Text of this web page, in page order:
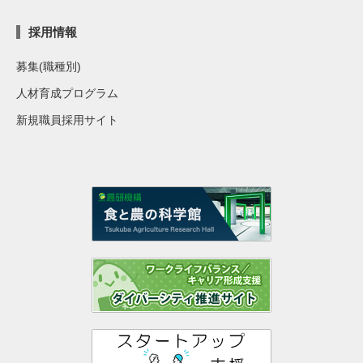
採用情報
募集(職種別)
人材育成プログラム
新規職員採用サイト